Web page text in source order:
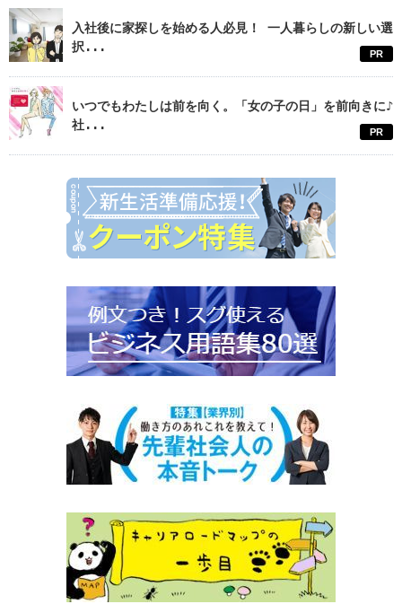
入社後に家探しを始める人必見！ 一人暮らしの新しい選
択...
PR
いつでもわたしは前を向く。「女の子の日」を前向きに♪
社...
PR